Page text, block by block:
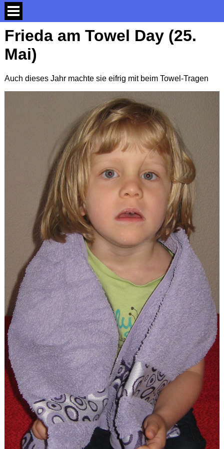
Frieda am Towel Day (25.
Mai)
Auch dieses Jahr machte sie eifrig mit beim Towel-Tragen